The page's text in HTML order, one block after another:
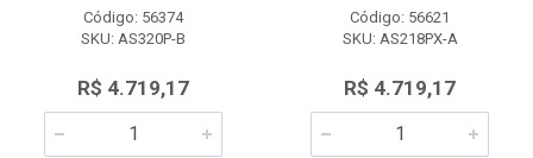
Código: 56374
SKU: AS320P-B
R$ 4.719,17
Código: 56621
SKU: AS218PX-A
R$ 4.719,17